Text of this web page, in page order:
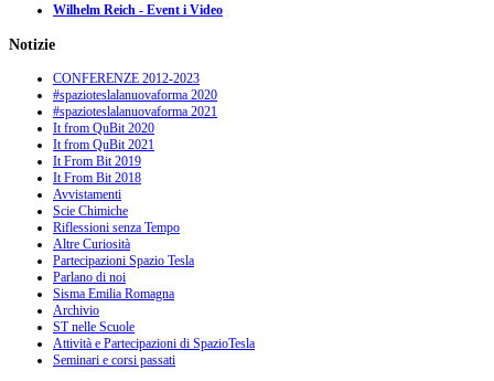
Wilhelm Reich - Event i Video
Notizie
CONFERENZE 2012-2023
#spazioteslalanuovaforma 2020
#spazioteslalanuovaforma 2021
It from QuBit 2020
It from QuBit 2021
It From Bit 2019
It From Bit 2018
Avvistamenti
Scie Chimiche
Riflessioni senza Tempo
Altre Curiosità
Partecipazioni Spazio Tesla
Parlano di noi
Sisma Emilia Romagna
Archivio
ST nelle Scuole
Attività e Partecipazioni di SpazioTesla
Seminari e corsi passati